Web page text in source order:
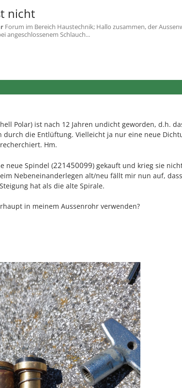
nicht
Forum im Bereich Haustechnik; Hallo zusammen, der
angeschlossenem Schlauch...
Polar) ist nach 12 Jahren undicht geworden, d.h.
durch die Entlüftung. Vielleicht ja nur eine neue
Hm.
neue Spindel (221450099) gekauft und krieg sie
Nebeneinanderlegen alt/neu fällt mir nun auf,
hat als die alte Spirale.
in meinem Aussenrohr verwenden?